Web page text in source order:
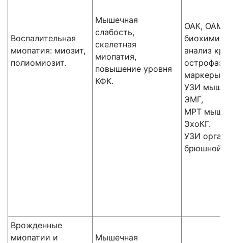
Воспалительная
миопатия: миозит,
полиомиозит.
Мышечная
слабость,
скелетная
миопатия,
повышение уровня
КФК.
ОАК, ОАМ,
анализ
маркеры
УЗИ
ЭМГ,
МРТ
ЭхоКГ.
УЗИ
брюшной
Врожденные
миопатии и
Мышечная